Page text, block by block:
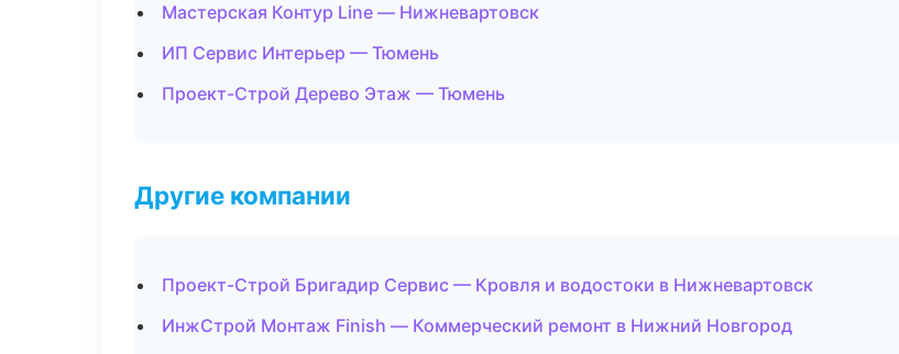
Мастерская Контур Line — Нижневартовск
ИП Сервис Интерьер — Тюмень
Проект-Строй Дерево Этаж — Тюмень
Другие компании
Проект-Строй Бригадир Сервис — Кровля и водостоки в Нижневартовск
ИнжСтрой Монтаж Finish — Коммерческий ремонт в Нижний Новгород